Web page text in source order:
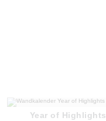
Year of Highlights